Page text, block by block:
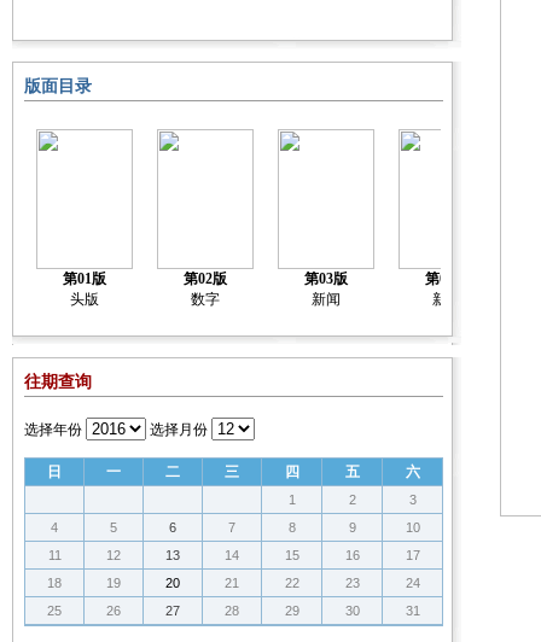
版面目录
第01版
头版
第02版
数字
第03版
新闻
第04版
新闻
往期查询
选择年份 选择月份
日 一 二 三 四 五 六
1 2
3
4
5 6 7 8 9
10
11
12 13 14 15 16
17
18
19 20 21 22 23
24
25
26 27 28 29 30 31